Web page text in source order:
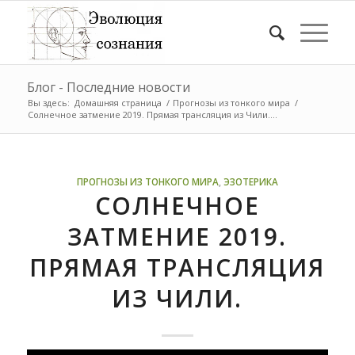
Блог - Последние новости
Вы здесь: Домашняя страница / Прогнозы из тонкого мира /
Солнечное затмение 2019. Прямая трансляция из Чили....
ПРОГНОЗЫ ИЗ ТОНКОГО МИРА, ЭЗОТЕРИКА
СОЛНЕЧНОЕ
ЗАТМЕНИЕ 2019.
ПРЯМАЯ ТРАНСЛЯЦИЯ
ИЗ ЧИЛИ.